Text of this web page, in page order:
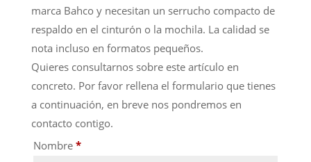
marca Bahco y necesitan un serrucho compacto de
respaldo en el cinturón o la mochila. La calidad se
nota incluso en formatos pequeños.
Quieres consultarnos sobre este artículo en
concreto. Por favor rellena el formulario que tienes
a continuación, en breve nos pondremos en
contacto contigo.
Nombre *